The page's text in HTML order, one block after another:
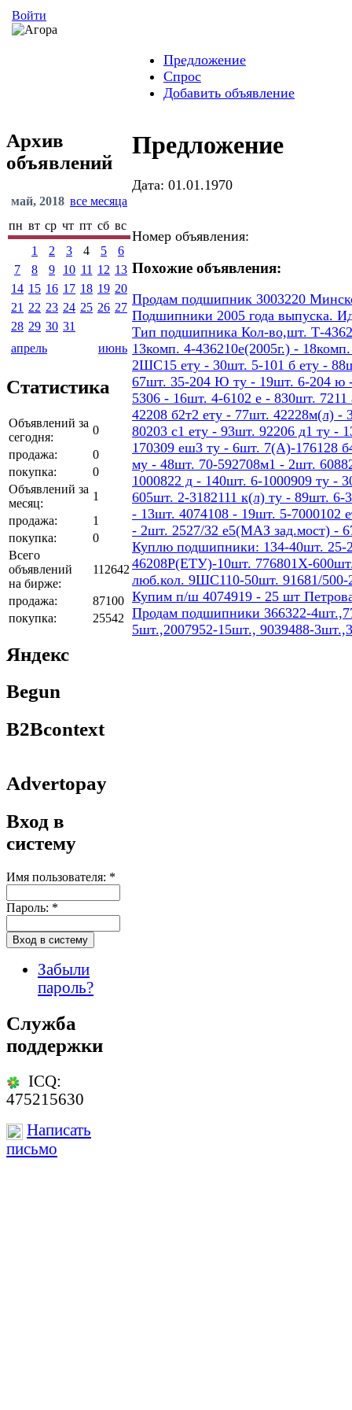
Войти
Предложение
Спрос
Добавить объявление
Архив
объявлений
май, 2018 все месяца
пн вт ср чт пт сб вс
1
2 3 4 5
6
7
8 9 10 11 12 13
14 15 16 17 18 19 20
21 22 23 24 25 26 27
28 29 30 31
апрель
июнь
Статистика
Объявлений за
сегодня:
0
продажа:
0
покупка:
0
Объявлений за
месяц:
1
продажа:
1
покупка:
0
Всего
объявлений
на бирже:
112642
продажа:
87100
покупка:
25542
Яндекс
Begun
B2Bcontext
Advertopay
Вход в
систему
Имя пользователя: *
Пароль: *
Забыли
пароль?
Служба
поддержки
ICQ:
475215630
Написать
письмо
Предложение
Дата: 01.01.1970
Номер объявления:
Похожие объявления:
Продам подшипник 3003220
Подшипники 2005 года выпуска.
Тип подшипника Кол-во,шт. Т-
13комп. 4-436210е(2005г.) -
2ШС15 ету - 30шт. 5-101 б ету -
67шт. 35-204 Ю ту - 19шт. 6-204 ю
5306 - 16шт. 4-6102 е - 830шт.
42208 б2т2 ету - 77шт. 42228м(л)
80203 с1 ету - 93шт. 92206 д1 ту
170309 еш3 ту - 6шт. 7(А)-176128
му - 48шт. 70-592708м1 - 2шт.
1000822 д - 140шт. 6-1000909 ту -
605шт. 2-3182111 к(л) ту - 89шт.
- 13шт. 4074108 - 19шт. 5-7000102
- 2шт. 2527/32 е5(МАЗ зад.мост) -
Куплю подшипники: 134-40шт.
46208Р(ЕТУ)-10шт. 776801Х-
люб.кол. 9ШС110-50шт. 91681/500-
Купим п/ш 4074919 - 25 шт
Продам подшипники 366322-
5шт.,2007952-15шт., 9039488-